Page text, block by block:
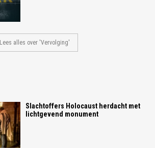
Lees alles over 'Vervolging'
Slachtoffers Holocaust herdacht met
lichtgevend monument